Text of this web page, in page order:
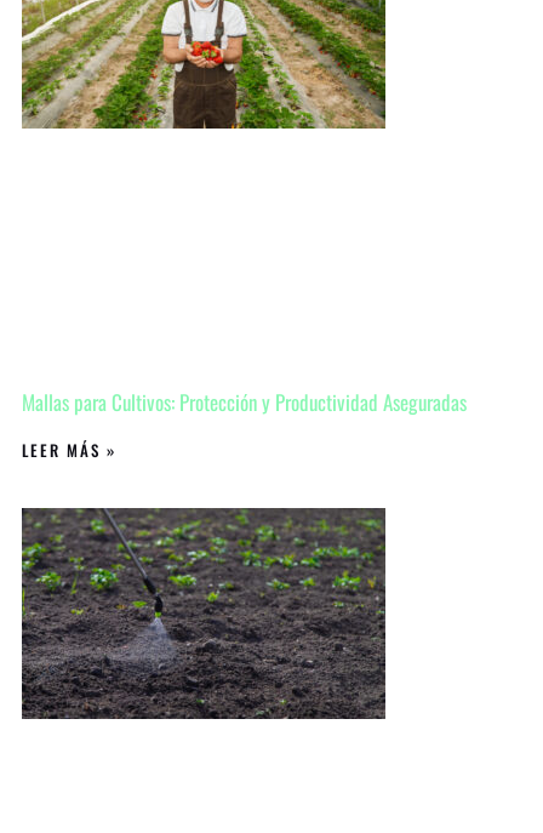
Mallas para Cultivos: Protección y Productividad Aseguradas
LEER MÁS »